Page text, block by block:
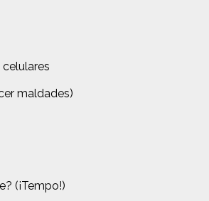
maldades)
(¡Tempo!)